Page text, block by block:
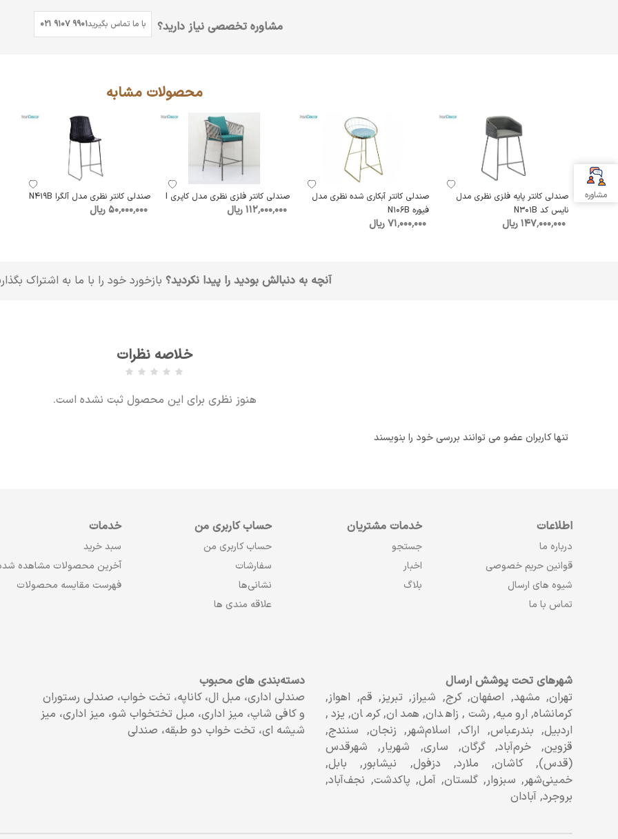
مشاوره تخصصی نیاز دارید؟ با ما تماس بگیرید021 9107 9901
محصولات مشابه
صندلی کانتر پایه فلزی نظری مدل
نایس کد N301B
147٬000٬000 ریال
صندلی کانتر آبکاری شده نظری مدل
فیوره N106B
71٬000٬000 ریال
صندلی کانتر فلزی نظری مدل کاپری I
112٬000٬000 ریال
صندلی کانتر نظری مدل آلگرا N419B
50٬000٬000 ریال
آنچه به دنبالش بودید را پیدا نکردید؟ بازخورد خود را با ما به اشتراک
خلاصه نظرات
هنوز نظری برای این محصول ثبت نشده است.
تنها کاربران عضو می توانند بررسی خود را بنویسند
اطلاعات
درباره ما
قوانین حریم خصوصی
شیوه های ارسال
تماس با ما
خدمات مشتریان
جستجو
اخبار
بلاگ
حساب کاربری من
حساب کاربری من
سفارشات
نشانی‌ها
علاقه مندی ها
خدمات
سبد خرید
آخرین محصولات مشاهده
فهرست مقایسه محصولات
شهرهای تحت پوشش ارسال
تهران, مشهد, اصفهان, کرج, شیراز, تبریز, قم, اهواز,
کرمانشاه, ارومیه, رشت, زاهدان, همدان, کرمان, یزد,
اردبیل, بندرعباس, اراک, اسلام‌شهر, زنجان, سنندج,
قزوین, خرم‌آباد, گرگان, ساری, شهریار, شهرقدس
(قدس), کاشان, ملارد, دزفول, نیشابور, بابل,
خمینی‌شهر, سبزوار, گلستان, آمل, پاکدشت, نجف‌آباد,
بروجرد, آبادان
دسته‌بندی های محبوب
صندلی اداری، مبل ال، کاناپه، تخت خواب، صندلی رستوران
و کافی شاپ، میز اداری، مبل تختخواب شو، میز اداری، میز
شیشه ای، تخت خواب دو طبقه، صندلی
مشاوره